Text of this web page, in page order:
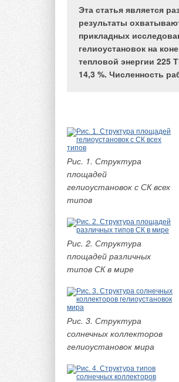
Эта статья является
результаты
прикладных
гелиоустановок на
тепловой энергии 225
14,3 %. Численность
Рис. 1. Структура
площадей
гелиоустановок с СК всех
типов
Рис. 2. Структура
площадей различных
типов СК в мире
Рис. 3. Структура
солнечных коллекторов
гелиоустановок мира
требований к
к системам